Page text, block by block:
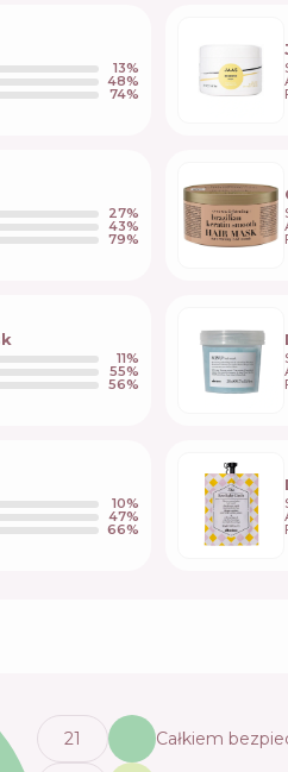
13%
48%
74%
27%
43%
79%
11%
55%
56%
10%
47%
66%
21 Całkiem